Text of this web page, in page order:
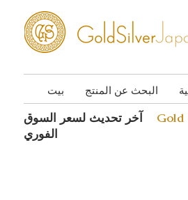
بيت البحث عن المنتج
آخر تحديث لسعر السوق
الفوري
Gold